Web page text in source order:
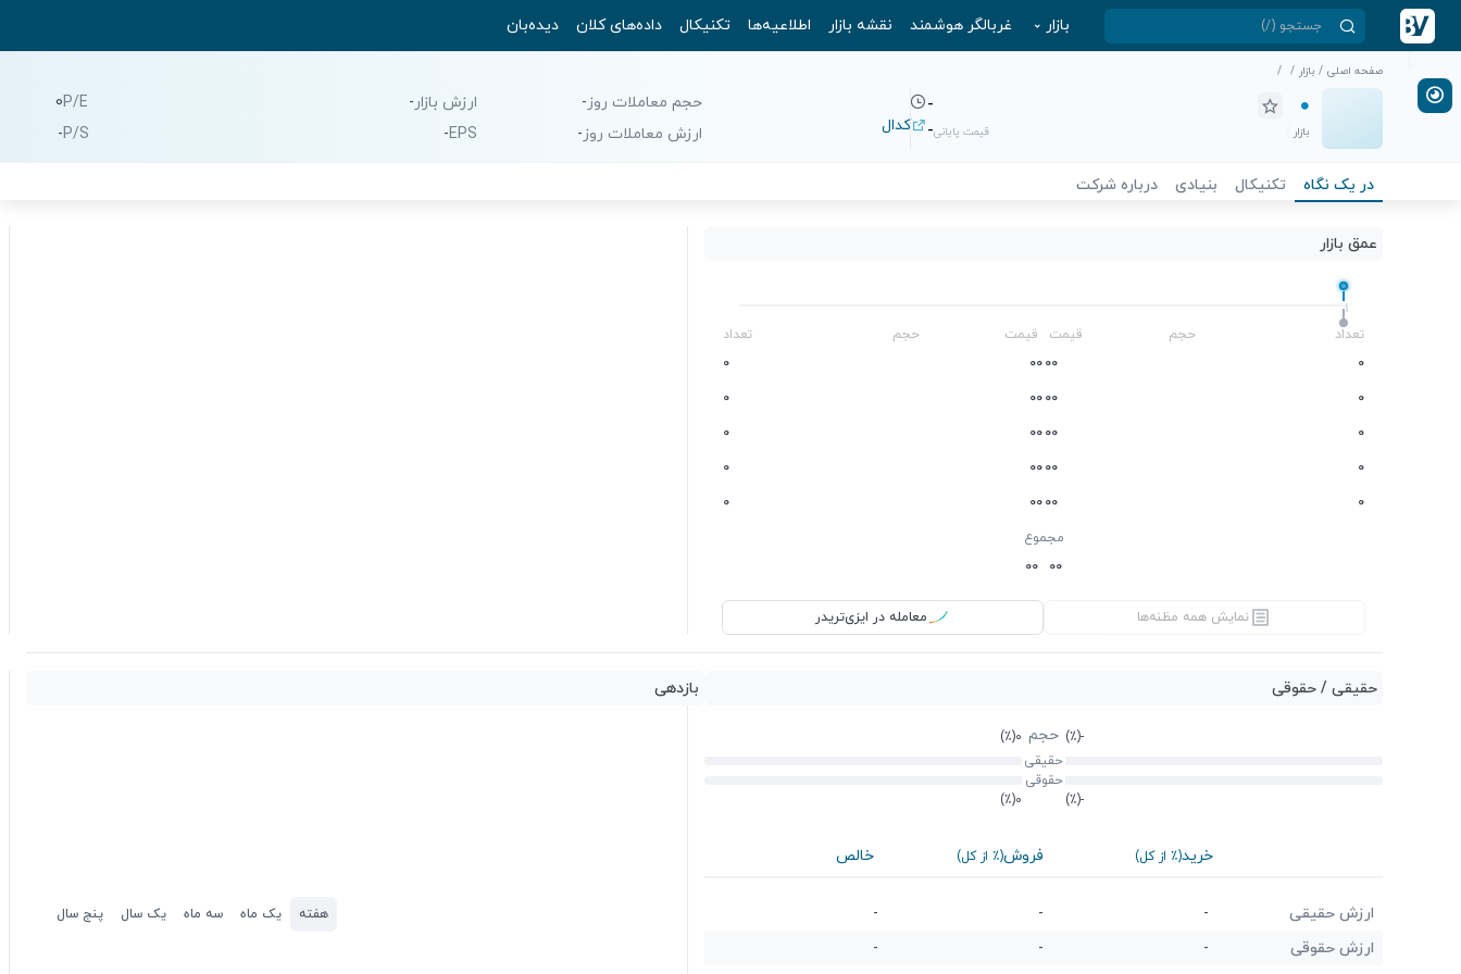
بازار غربالگر هوشمند نقشه بازار اطلاعیه‌ها تکنیکال داده‌های کلان دیده‌بان
صفحه اصلی / بازار /
/
-
بازار قیمت پایانی- کدال
حجم معاملات روز-
ارزش معاملات روز-
ارزش بازار-
EPS
-
P/E
0
P/S
-
در یک نگاه تکنیکال بنیادی درباره شرکت
عمق بازار
-
تعداد حجم قیمت قیمت حجم
تعداد
0
0
0
0
0
0
0
0
0
0
0
0
0
0
0
0
0
0
0
0
0
0
0
0
0
0
0
0
0
0
مجموع
0
0
0
0
نمایش همه مظنه‌ها معامله در ایزی‌تریدر
حقیقی / حقوقی
-(٪) حجم 0(٪)
حقیقی
حقوقی
-(٪) 0(٪)
خرید(٪ از کل) فروش(٪ از کل) خالص
ارزش حقیقی -
-
-
ارزش حقوقی
-
-
-
بازدهی
هفته یک ماه سه ماه یک سال پنج سال